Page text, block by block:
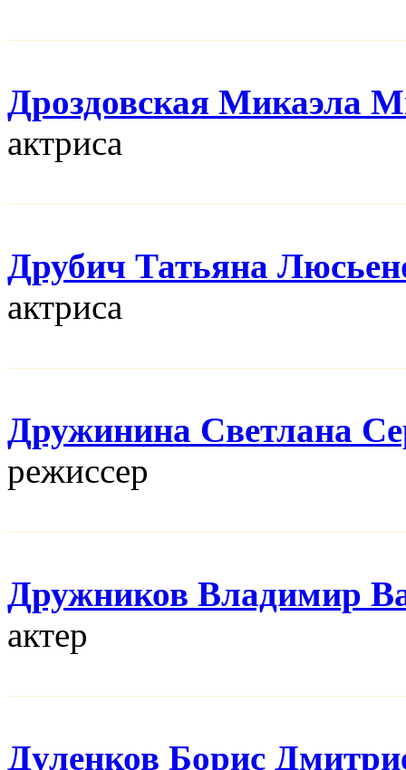
Дроздовская Микаэла
актриса
Друбич Татьяна
актриса
Дружинина Светлана
режисcер
Дружников Владимир
актер
Дуленков Борис